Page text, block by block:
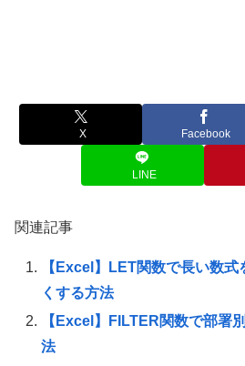
X Facebook
LINE
関連記事
【Excel】LET関数で長い数
くする方法
【Excel】FILTER関数で部署
法